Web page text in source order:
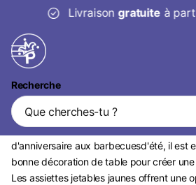
30 jourspour
Recherche
Assiettes jetables
Lorsque l'on organise une occasion
d'anniversaire aux barbecuesd'été, il est
bonne décoration de table pour créer
Les assiettes jetables jaunes offrent une